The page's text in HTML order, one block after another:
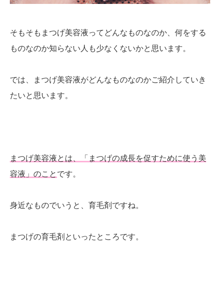
そもそもまつげ美容液ってどんなものなのか、何をする
ものなのか知らない人も少なくないかと思います。
では、まつげ美容液がどんなものなのかご紹介していき
たいと思います。
まつげ美容液とは、「まつげの成長を促すために使う美
容液」のこと です。
身近なものでいうと、育毛剤ですね。
まつげの育毛剤といったところです。